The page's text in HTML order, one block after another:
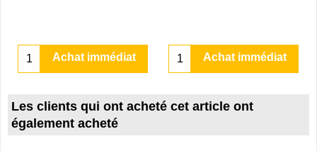
Achat immédiat Achat immédiat
Les clients qui ont acheté cet article ont
également acheté